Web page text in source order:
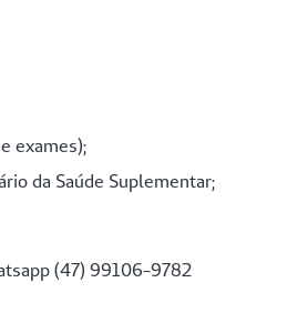
exames);
da Saúde Suplementar;
(47) 99106-9782